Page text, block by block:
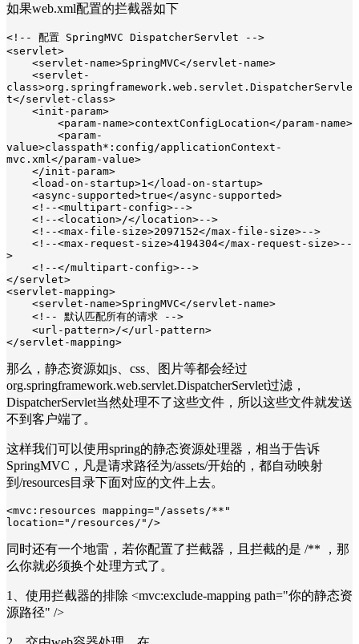
如果web.xml配置的拦截器如下
<!-- 配置 SpringMVC DispatcherServlet -->
<servlet>
class>org.springframework.web.servlet.DispatcherServle
t</servlet-class>
value>classpath*:config/applicationContext-
mvc.xml</param-value>
>
</servlet>
<servlet-mapping>
</servlet-mapping>
那么，静态资源如js、css、图片等都会经过
org.springframework.web.servlet.DispatcherServlet过滤，
DispatcherServlet当然处理不了这些文件，所以这些文件就发送
不到客户端了。
这样我们可以使用spring的静态资源处理器，相当于告诉
SpringMVC，凡是请求路径为/assets/开始的，都自动映射
到/resources目录下面对应的文件上去。
<mvc:resources mapping="/assets/**"
location="/resources/"/>
同时还有一个地雷，若你配置了拦截器，且拦截的是 /** ，那
么你就必须换个处理方式了。
1、使用拦截器的排除 <mvc:exclude-mapping path="你的静态资
源路径" />